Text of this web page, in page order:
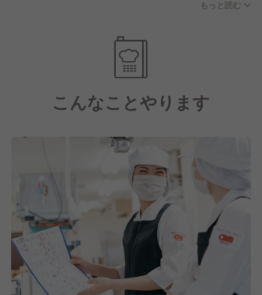
お休みに関しては年間休日122日(月8〜11日休み)、実
働8時間/日の実施をおこない、残業代も別途支給とな
さらに子育て支援や各種手当も充実している点や、産
業医・保健師を中心に健康支援を徹底し、一人ひとり
が健康でいられるように様々な取り組みをおこなって
ょう。
【しっかりとスキルアップ・キャリアアップもできま
す！】
そして私たちは日本最大級の給食・ホスピタリティサ
ービス企業として在り続けています。
これには今働いてくれている社員一人ひとりの成長が
あってこそだと考えており、だからこそスキルアッ
プ・キャリアアップの環境づくりに力を入れていま
す。
もっと読む
こんなことやります